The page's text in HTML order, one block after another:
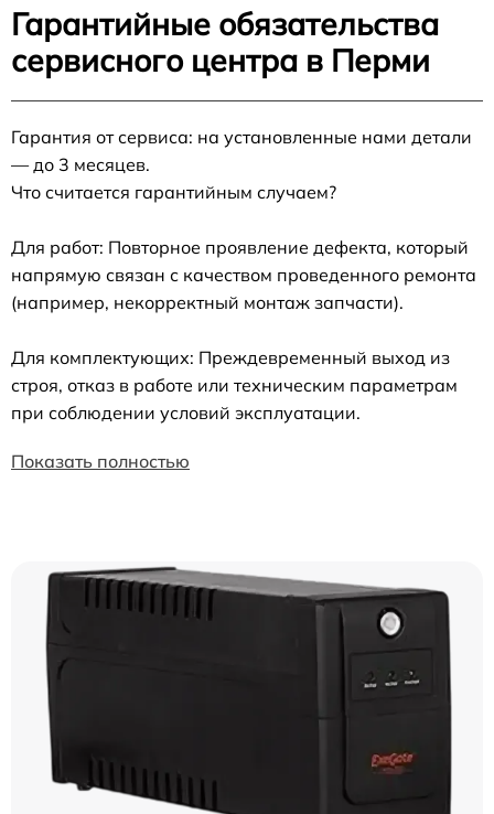
Гарантийные обязательства
сервисного центра в Перми
Гарантия от сервиса: на установленные нами детали
— до 3 месяцев.
Что считается гарантийным случаем?
Для работ: Повторное проявление дефекта, который
напрямую связан с качеством проведенного ремонта
(например, некорректный монтаж запчасти).
Для комплектующих: Преждевременный выход из
строя, отказ в работе или техническим параметрам
при соблюдении условий эксплуатации.
Показать полностью